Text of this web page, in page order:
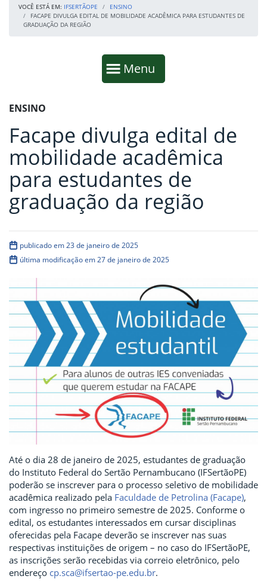
VOCÊ ESTÁ EM: IFSERTÃOPE
ENSINO
FACAPE DIVULGA EDITAL DE MOBILIDADE ACADÊMICA PARA ESTUDANTES DE
GRADUAÇÃO DA REGIÃO
Mostrar
Menu
Fim da navegação
Início do conteúdo
ENSINO
Facape divulga edital de
mobilidade acadêmica
para estudantes de
graduação da região
publicado em 23 de janeiro de 2025
última modificação em 27 de janeiro de 2025
Até o dia 28 de janeiro de 2025, estudantes de graduação
do Instituto Federal do Sertão Pernambucano (IFSertãoPE)
poderão se inscrever para o processo seletivo de mobilidade
acadêmica realizado pela Faculdade de Petrolina (Facape),
com ingresso no primeiro semestre de 2025. Conforme o
edital, os estudantes interessados em cursar disciplinas
oferecidas pela Facape deverão se inscrever nas suas
respectivas instituições de origem – no caso do IFSertãoPE,
as inscrições serão recebidas via correio eletrônico, pelo
endereço cp.sca@ifsertao-pe.edu.br.